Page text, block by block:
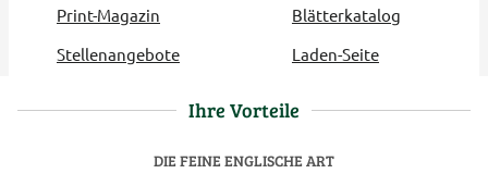
Print-Magazin
Blätterkatalog
Stellenangebote
Laden-Seite
Ihre Vorteile
DIE FEINE ENGLISCHE ART